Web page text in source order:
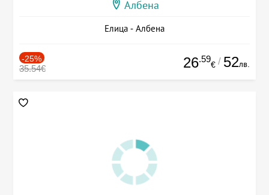
Албена
Елица - Албена
-25%
35.54€ 26.59
€ / 52лв.